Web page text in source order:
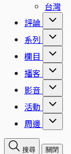
台灣
評論
系列
欄目
播客
影音
活動
周邊
搜尋 關閉